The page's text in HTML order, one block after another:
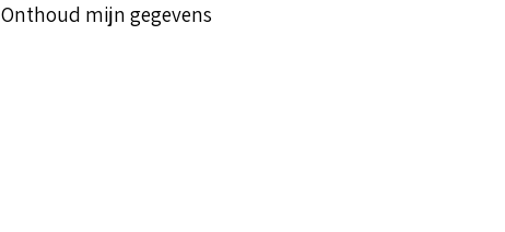
Onthoud mijn gegevens